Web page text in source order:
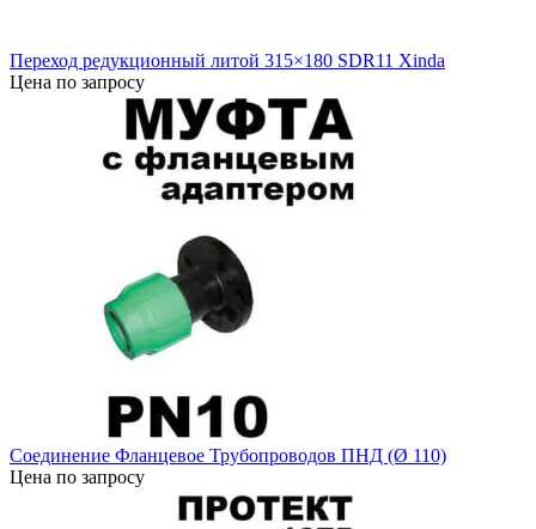
Переход редукционный литой 315×180 SDR11 Xinda
Цена по запросу
Соединение Фланцевое Трубопроводов ПНД (Ø 110)
Цена по запросу